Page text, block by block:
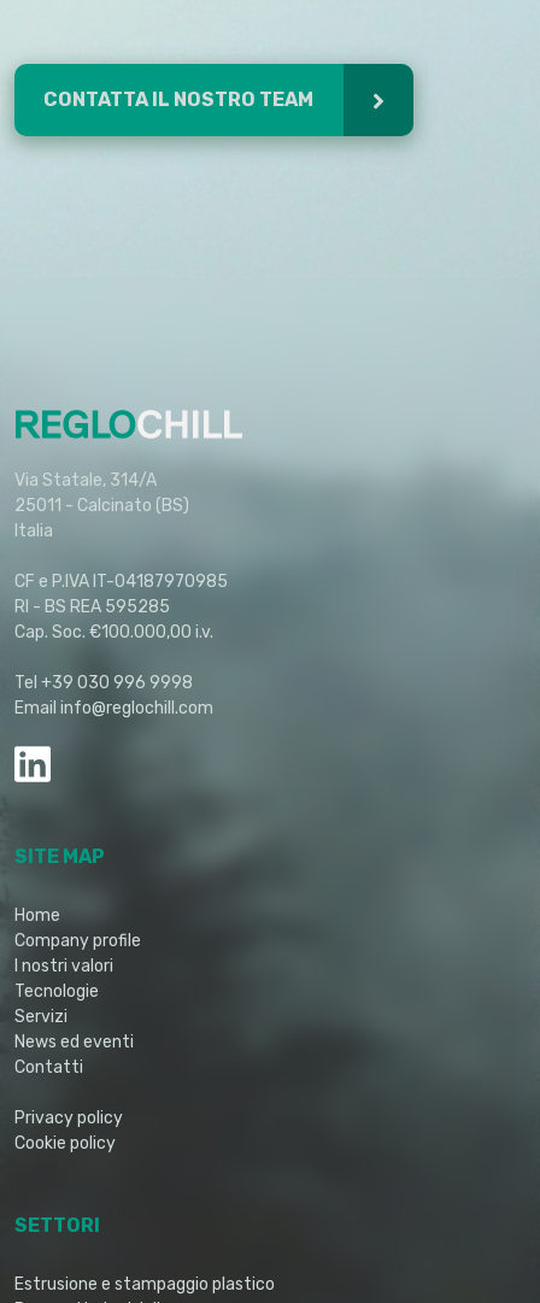
CONTATTA IL NOSTRO TEAM
Via Statale, 314/A
25011 - Calcinato (BS)
Italia
CF e P.IVA IT-04187970985
RI - BS REA 595285
Cap. Soc. €100.000,00 i.v.
Tel +39 030 996 9998
Email info@reglochill.com
SITE MAP
Home
Company profile
I nostri valori
Tecnologie
Servizi
News ed eventi
Contatti
Privacy policy
Cookie policy
SETTORI
Estrusione e stampaggio plastico